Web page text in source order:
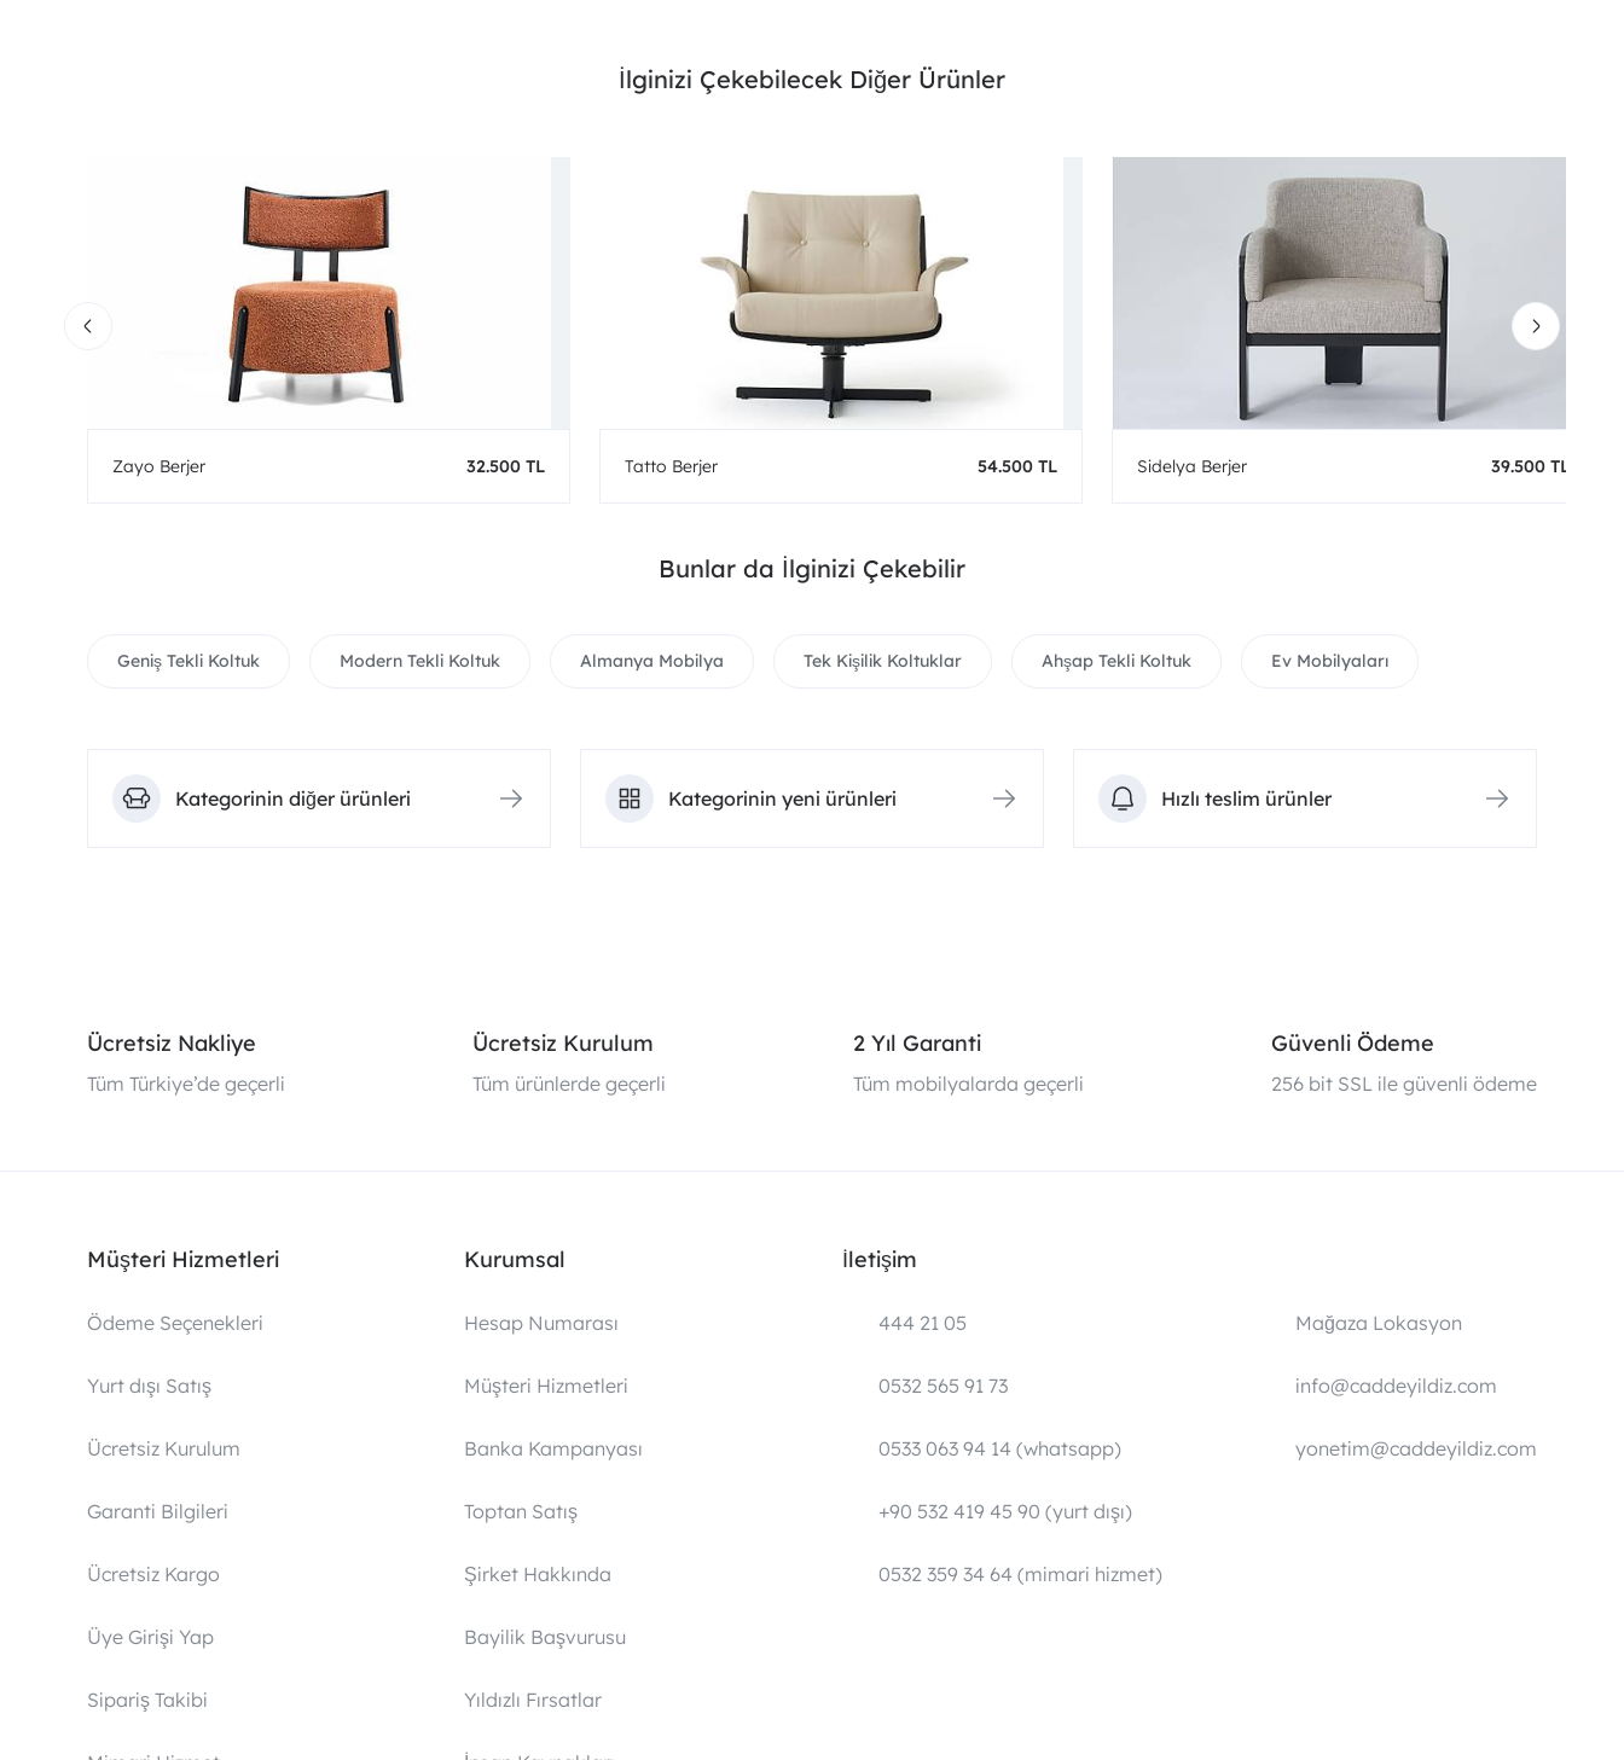
İlginizi Çekebilecek Diğer Ürünler
Zayo Berjer 32.500 TL Tatto Berjer 54.500 TL Sidelya Berjer 39.500 TL
Bunlar da İlginizi Çekebilir
Geniş Tekli Koltuk Modern Tekli Koltuk Almanya Mobilya Tek Kişilik Koltuklar Ahşap Tekli Koltuk Ev Mobilyaları
Kategorinin diğer ürünleri Kategorinin yeni ürünleri Hızlı teslim ürünler
Ücretsiz Nakliye
Tüm Türkiye’de geçerli
Ücretsiz Kurulum
Tüm ürünlerde geçerli
2 Yıl Garanti
Tüm mobilyalarda geçerli
Güvenli Ödeme
256 bit SSL ile güvenli ödeme
Müşteri Hizmetleri
Ödeme Seçenekleri
Yurt dışı Satış
Ücretsiz Kurulum
Garanti Bilgileri
Ücretsiz Kargo
Üye Girişi Yap
Sipariş Takibi
Kurumsal
Hesap Numarası
Müşteri Hizmetleri
Banka Kampanyası
Toptan Satış
Şirket Hakkında
Bayilik Başvurusu
Yıldızlı Fırsatlar
İletişim
444 21 05
0532 565 91 73
0533 063 94 14 (whatsapp)
+90 532 419 45 90 (yurt dışı)
0532 359 34 64 (mimari hizmet)
Mağaza Lokasyon
info@caddeyildiz.com
yonetim@caddeyildiz.com